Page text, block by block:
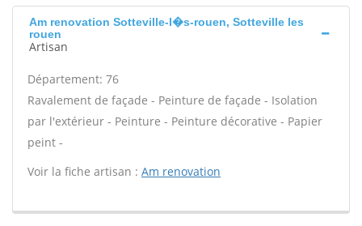
Am renovation Sotteville-l�s-rouen, Sotteville les
rouen
Artisan
Département: 76
Ravalement de façade - Peinture de façade - Isolation
par l'extérieur - Peinture - Peinture décorative - Papier
peint -
Voir la fiche artisan : Am renovation